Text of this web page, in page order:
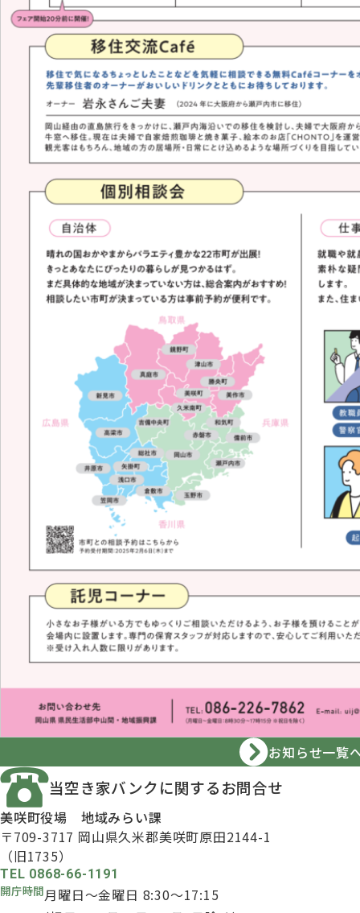
お知らせ一覧
当空き家バンクに関するお問合せ
美咲町役場 地域みらい課
〒709-3717 岡山県久米郡美咲町原田2144-1
（旧1735）
TEL 0868-66-1191
開庁時間月曜日～金曜日 8:30～17:15